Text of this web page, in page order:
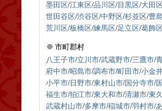
墨田区/江東区/品川区/目黒区/大田区
世田谷区/渋谷区/中野区/杉並区/豊
荒川区/板橋区/練馬区/足立区/葛飾区
市町郡村
八王子市/立川市/武蔵野市/三鷹市/
府中市/昭島市/調布市/町田市/小金
小平市/日野市/東村山市/国分寺市/
福生市/狛江市/東大和市/清瀬市/東
武蔵村山市/多摩市/稲城市/羽村市/